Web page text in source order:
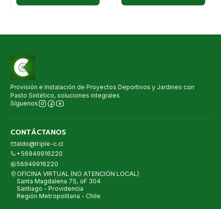
Provisión e Instalación de Proyectos Deportivos y Jardines con
Pasto Sintético, soluciones integrales
Síguenos
CONTÁCTANOS
aldo@triple-c.cl
+56949916220
56949916220
OFICINA VIRTUAL (NO ATENCIÓN LOCAL)
Santa Magdalena 75, oF 304
Santiago - Providencia
Región Metropolitana - Chile